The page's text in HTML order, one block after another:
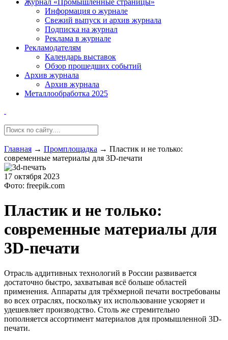
Журнал «Промышленные страницы»
Информация о журнале
Свежий выпуск и архив журнала
Подписка на журнал
Реклама в журнале
Рекламодателям
Календарь выставок
Обзор прошедших событий
Архив журнала
Архив журнала
Металлообработка 2025
Главная → Промплощадка → Пластик и не только:
современные материалы для 3D-печати
17 октября 2023
Фото: freepik.com
Пластик и не только:
современные материалы для
3D-печати
Отрасль аддитивных технологий в России развивается
достаточно быстро, захватывая всё больше областей
применения. Аппараты для трёхмерной печати востребованы
во всех отраслях, поскольку их использование ускоряет и
удешевляет производство. Столь же стремительно
пополняется ассортимент материалов для промышленной 3D-
печати.